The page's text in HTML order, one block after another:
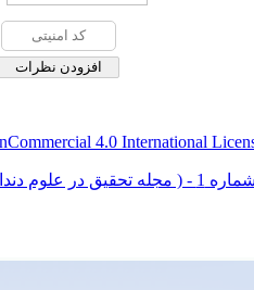
4.0 International